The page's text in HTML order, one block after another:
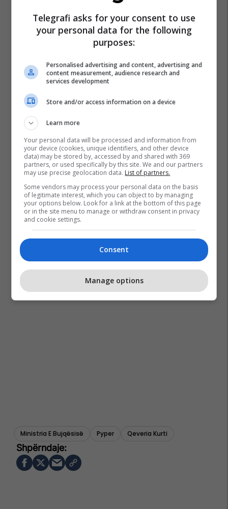
Ministria E Bujqësisë Pyper Qeveria Kurti
Telegrafi asks for your consent to use
your personal data for the following
purposes:
Personalised advertising and content, advertising and
content measurement, audience research and
services development
Store and/or access information on a device
Learn more
Your personal data will be processed and information from
your device (cookies, unique identifiers, and other device
data) may be stored by, accessed by and shared with 369
partners, or used specifically by this site. We and our partners
may use precise geolocation data. List of partners.
Some vendors may process your personal data on the basis
of legitimate interest, which you can object to by managing
your options below. Look for a link at the bottom of this page
or in the site menu to manage or withdraw consent in privacy
and cookie settings.
Consent
Manage options